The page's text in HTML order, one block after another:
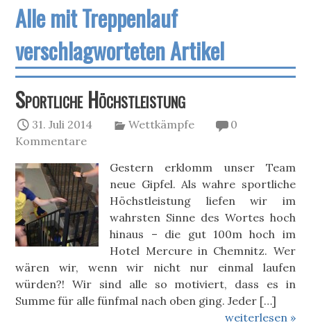
Alle mit Treppenlauf
verschlagworteten Artikel
Sportliche Höchstleistung
31. Juli 2014 Wettkämpfe
0
Kommentare
Gestern erklomm unser Team
neue Gipfel. Als wahre sportliche
Höchstleistung liefen wir im
wahrsten Sinne des Wortes hoch
hinaus – die gut 100m hoch im
Hotel Mercure in Chemnitz. Wer
wären wir, wenn wir nicht nur einmal laufen
würden?! Wir sind alle so motiviert, dass es in
Summe für alle fünfmal nach oben ging. Jeder […]
weiterlesen »